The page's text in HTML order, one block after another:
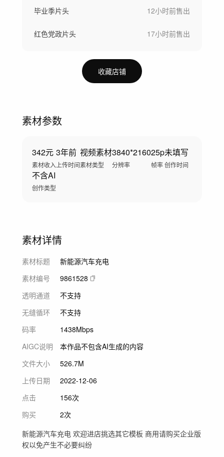
毕业季片头 12小时前售出
红色党政片头 17小时前售出
收藏店铺
素材参数
342元
素材收入
3年前
上传时间
视频素材
素材类型
3840*2160
分辨率
25p
帧率
未填写
创作时间
不含AI
创作类型
素材详情
素材标题
新能源汽车充电
素材编号
9861528
透明通道
不支持
无缝循环
不支持
码率
1438Mbps
AIGC说明
本作品不包含AI生成的内容
文件大小
526.7M
上传日期
2022-12-06
点击
156次
购买
2次
新能源汽车充电 欢迎进店挑选其它模板 商用请购买企业版
权以免产生不必要纠纷